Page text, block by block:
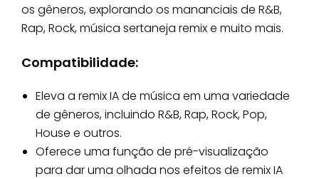
os gêneros, explorando os mananciais de R&B,
Rap, Rock, música sertaneja remix e muito mais.
Compatibilidade:
Eleva a remix IA de música em uma variedade
de gêneros, incluindo R&B, Rap, Rock, Pop,
House e outros.
Oferece uma função de pré-visualização
para dar uma olhada nos efeitos de remix IA